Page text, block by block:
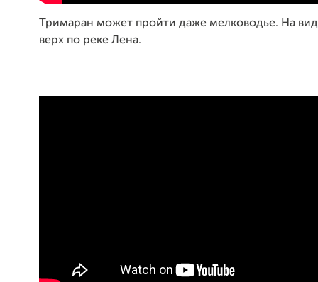
Тримаран может пройти даже мелководье. На
верх по реке Лена.